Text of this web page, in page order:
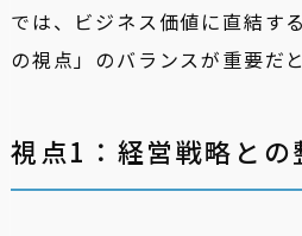
では、ビジネス価値に直結す
の視点」のバランスが重要だ
視点1：経営戦略との